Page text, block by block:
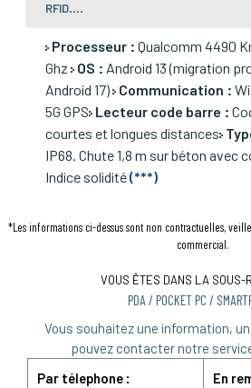
RFID....
Processeur : Qualcomm 4490
Ghz
OS : Android 13 (migration
Android 17) Communication :
5G GPS Lecteur code barre :
courtes et longues distances
IP68. Chute 1,8 m sur béton avec
Indice solidité(***)
*Les informations ci-dessus sont non contractuelles,
commercial.
VOUS ÊTES DANS LA SOUS-
PDA / POCKET PC /
Vous souhaitez une information,
pouvez contacter notre
Par télephone :
En